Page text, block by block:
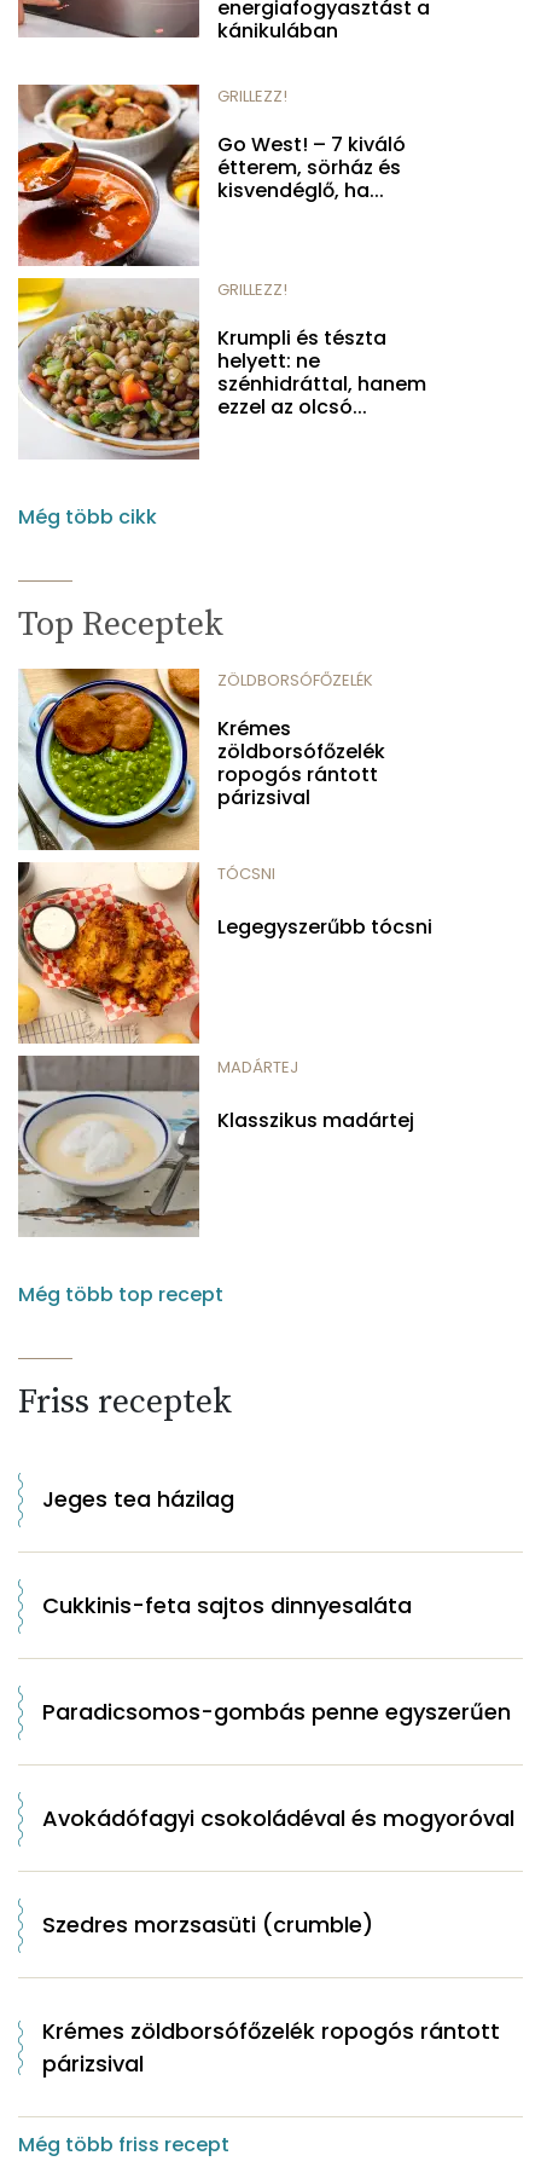
energiafogyasztást a
kánikulában
GRILLEZZ!
Go West! – 7 kiváló
étterem, sörház és
kisvendéglő, ha...
GRILLEZZ!
Krumpli és tészta
helyett: ne
szénhidráttal, hanem
ezzel az olcsó...
Még több cikk
Top Receptek
ZÖLDBORSÓFŐZELÉK
Krémes
zöldborsófőzelék
ropogós rántott
párizsival
TÓCSNI
Legegyszerűbb tócsni
MADÁRTEJ
Klasszikus madártej
Még több top recept
Friss receptek
Jeges tea házilag
Cukkinis-feta sajtos dinnyesaláta
Paradicsomos-gombás penne egyszerűen
Avokádófagyi csokoládéval és mogyoróval
Szedres morzsasüti (crumble)
Krémes zöldborsófőzelék ropogós rántott
párizsival
Még több friss recept